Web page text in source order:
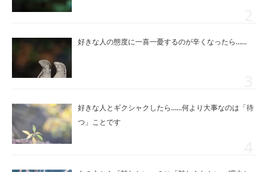
好きな人の態度に一喜一憂するのが辛くなったら……
好きな人とギクシャクしたら……何より大事なのは「待
つ」ことです